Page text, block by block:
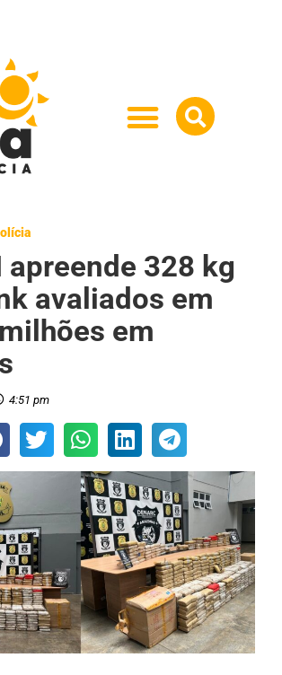
apreende 328 kg
avaliados em
em
4:51 pm